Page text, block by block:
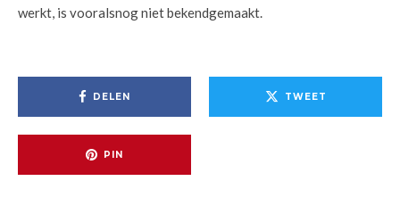
werkt, is vooralsnog niet bekendgemaakt.
DELEN TWEET
PIN